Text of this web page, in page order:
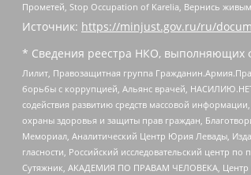
Прометей, Stop Occupation of Karelia, Вернись
Источник: https://minjust.gov.ru/ru/
* Сведения реестра НКО, выполняющих
Лилит, Правозащитная группа
борьбы с коррупцией, Альянс врачей,
содействия развитию средств массовой
охраны здоровья и защиты прав граждан,
Мемориал, Аналитический Центр Юрия Левады,
гласности, Российский исследовательский центр
Сутяжник, АКАДЕМИЯ ПО ПРАВАМ ЧЕЛОВЕКА, Центр